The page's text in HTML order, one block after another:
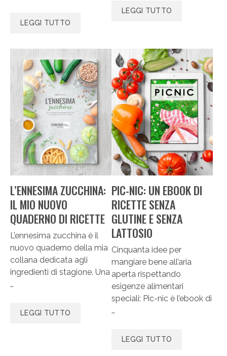
LEGGI TUTTO
LEGGI TUTTO
L’ENNESIMA ZUCCHINA:
IL MIO NUOVO
QUADERNO DI RICETTE
L’ennesima zucchina è il
nuovo quaderno della mia
collana dedicata agli
ingredienti di stagione. Una
…
LEGGI TUTTO
PIC-NIC: UN EBOOK DI
RICETTE SENZA
GLUTINE E SENZA
LATTOSIO
Cinquanta idee per
mangiare bene all’aria
aperta rispettando
esigenze alimentari
speciali: Pic-nic è l’ebook di
…
LEGGI TUTTO